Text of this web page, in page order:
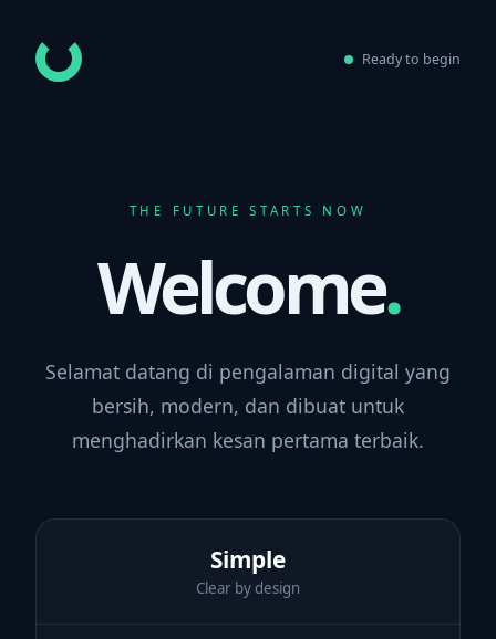
Ready to begin
THE FUTURE STARTS NOW
Welcome.
Selamat datang di pengalaman digital yang
bersih, modern, dan dibuat untuk
menghadirkan kesan pertama terbaik.
Simple
Clear by design